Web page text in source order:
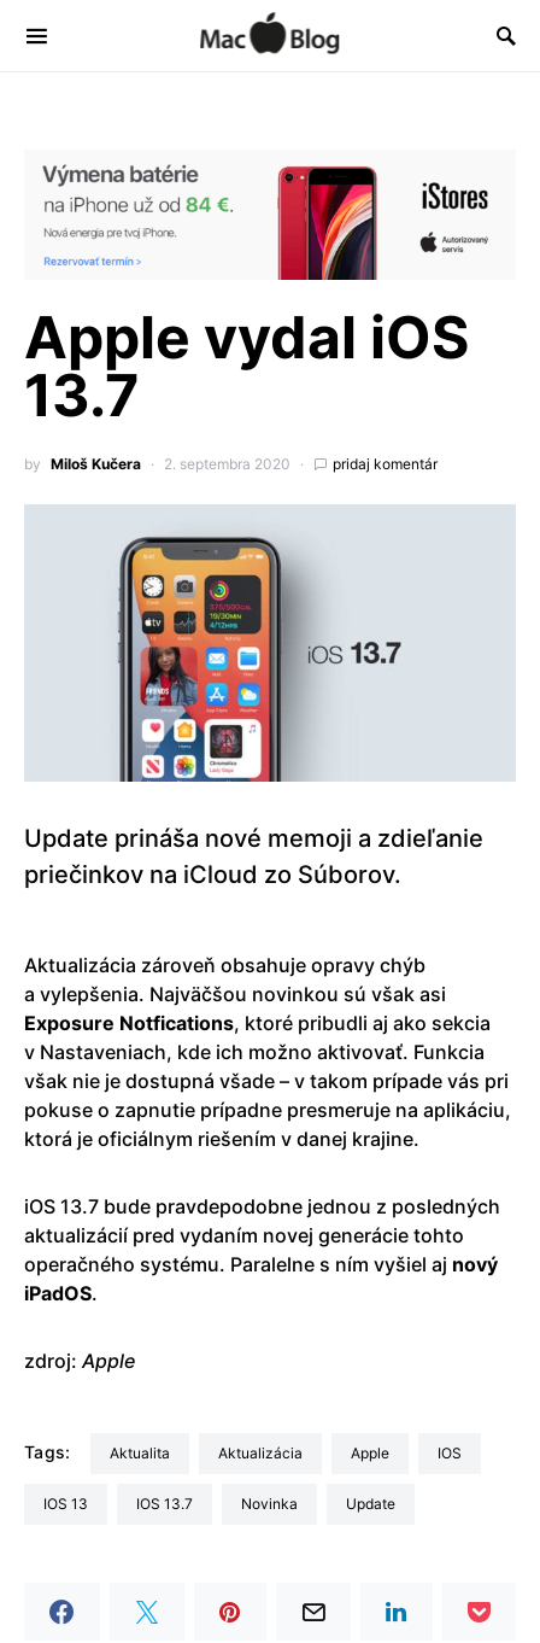
Apple vydal iOS
13.7
by Miloš Kučera 2. septembra 2020 pridaj komentár
Update prináša nové memoji a zdieľanie
priečinkov na iCloud zo Súborov.
Aktualizácia zároveň obsahuje opravy chýb
a vylepšenia. Najväčšou novinkou sú však asi
Exposure Notfications, ktoré pribudli aj ako sekcia
v Nastaveniach, kde ich možno aktivovať. Funkcia
však nie je dostupná všade – v takom prípade vás pri
pokuse o zapnutie prípadne presmeruje na aplikáciu,
ktorá je oficiálnym riešením v danej krajine.
iOS 13.7 bude pravdepodobne jednou z posledných
aktualizácií pred vydaním novej generácie tohto
operačného systému. Paralelne s ním vyšiel aj nový
iPadOS.
zdroj: Apple
Tags: aktualita aktualizácia Apple iOS
iOS 13 iOS 13.7 Novinka update